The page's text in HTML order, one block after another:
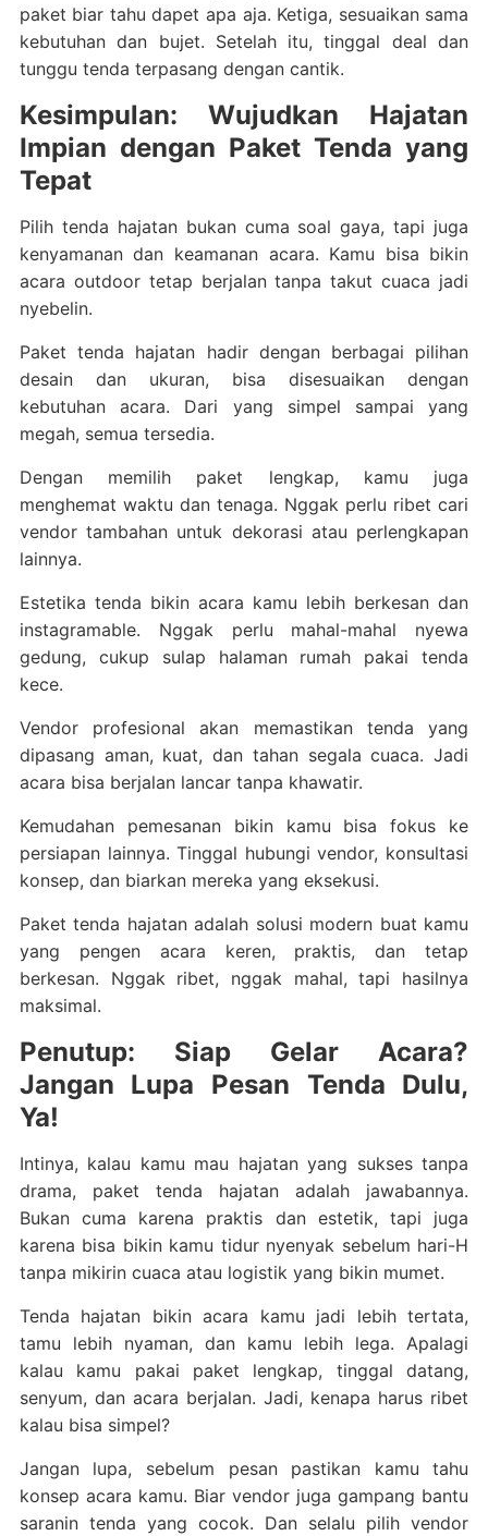
paket biar tahu dapet apa aja. Ketiga, sesuaikan sama
kebutuhan dan bujet. Setelah itu, tinggal deal dan
tunggu tenda terpasang dengan cantik.
Kesimpulan: Wujudkan Hajatan
Impian dengan Paket Tenda yang
Tepat
Pilih tenda hajatan bukan cuma soal gaya, tapi juga
kenyamanan dan keamanan acara. Kamu bisa bikin
acara outdoor tetap berjalan tanpa takut cuaca jadi
nyebelin.
Paket tenda hajatan hadir dengan berbagai pilihan
desain dan ukuran, bisa disesuaikan dengan
kebutuhan acara. Dari yang simpel sampai yang
megah, semua tersedia.
Dengan memilih paket lengkap, kamu juga
menghemat waktu dan tenaga. Nggak perlu ribet cari
vendor tambahan untuk dekorasi atau perlengkapan
lainnya.
Estetika tenda bikin acara kamu lebih berkesan dan
instagramable. Nggak perlu mahal-mahal nyewa
gedung, cukup sulap halaman rumah pakai tenda
kece.
Vendor profesional akan memastikan tenda yang
dipasang aman, kuat, dan tahan segala cuaca. Jadi
acara bisa berjalan lancar tanpa khawatir.
Kemudahan pemesanan bikin kamu bisa fokus ke
persiapan lainnya. Tinggal hubungi vendor, konsultasi
konsep, dan biarkan mereka yang eksekusi.
Paket tenda hajatan adalah solusi modern buat kamu
yang pengen acara keren, praktis, dan tetap
berkesan. Nggak ribet, nggak mahal, tapi hasilnya
maksimal.
Penutup: Siap Gelar Acara?
Jangan Lupa Pesan Tenda Dulu,
Ya!
Intinya, kalau kamu mau hajatan yang sukses tanpa
drama, paket tenda hajatan adalah jawabannya.
Bukan cuma karena praktis dan estetik, tapi juga
karena bisa bikin kamu tidur nyenyak sebelum hari-H
tanpa mikirin cuaca atau logistik yang bikin mumet.
Tenda hajatan bikin acara kamu jadi lebih tertata,
tamu lebih nyaman, dan kamu lebih lega. Apalagi
kalau kamu pakai paket lengkap, tinggal datang,
senyum, dan acara berjalan. Jadi, kenapa harus ribet
kalau bisa simpel?
Jangan lupa, sebelum pesan pastikan kamu tahu
konsep acara kamu. Biar vendor juga gampang bantu
saranin tenda yang cocok. Dan selalu pilih vendor